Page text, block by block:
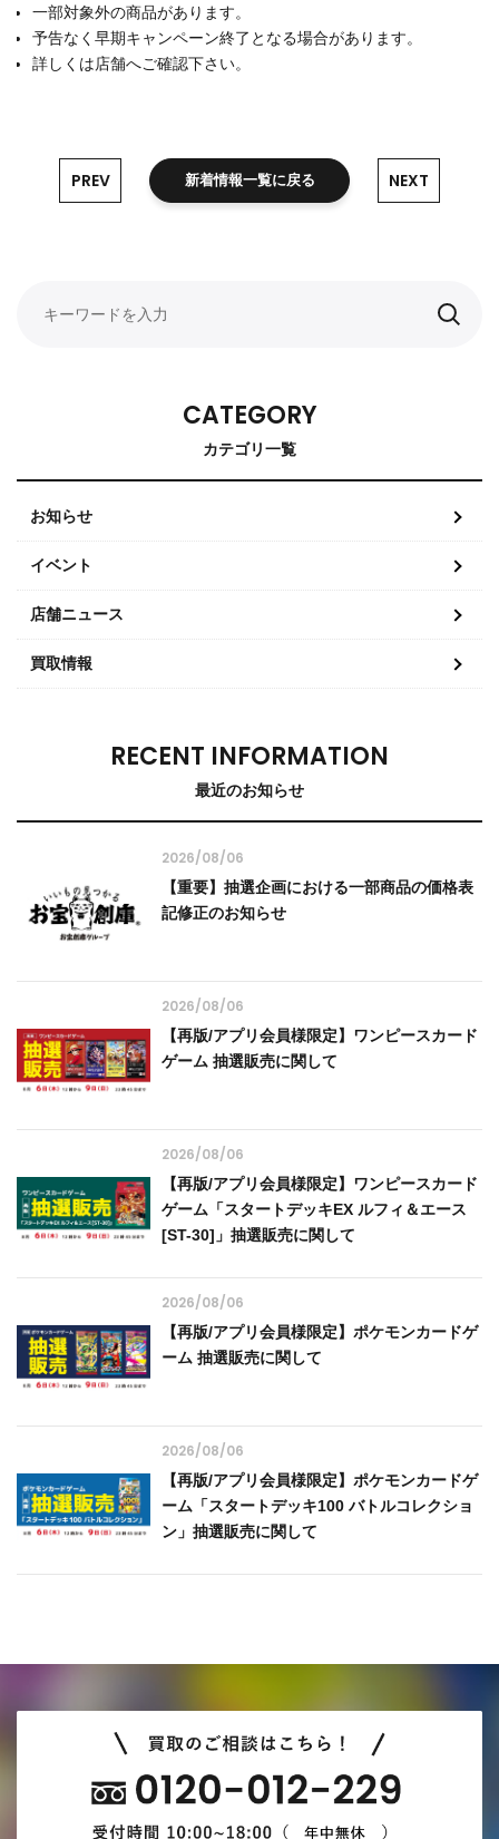
一部対象外の商品があります。
予告なく早期キャンペーン終了となる場合があります。
詳しくは店舗へご確認下さい。
PREV 新着情報一覧に戻る NEXT
CATEGORY
カテゴリ一覧
お知らせ
イベント
店舗ニュース
買取情報
RECENT INFORMATION
最近のお知らせ
2026/08/06
【重要】抽選企画における一部商品の価格表
記修正のお知らせ
2026/08/06
【再版/アプリ会員様限定】ワンピースカード
ゲーム 抽選販売に関して
2026/08/06
【再版/アプリ会員様限定】ワンピースカード
ゲーム「スタートデッキEX ルフィ＆エース
[ST-30]」抽選販売に関して
2026/08/06
【再版/アプリ会員様限定】ポケモンカードゲ
ーム 抽選販売に関して
2026/08/06
【再版/アプリ会員様限定】ポケモンカードゲ
ーム「スタートデッキ100 バトルコレクショ
ン」抽選販売に関して